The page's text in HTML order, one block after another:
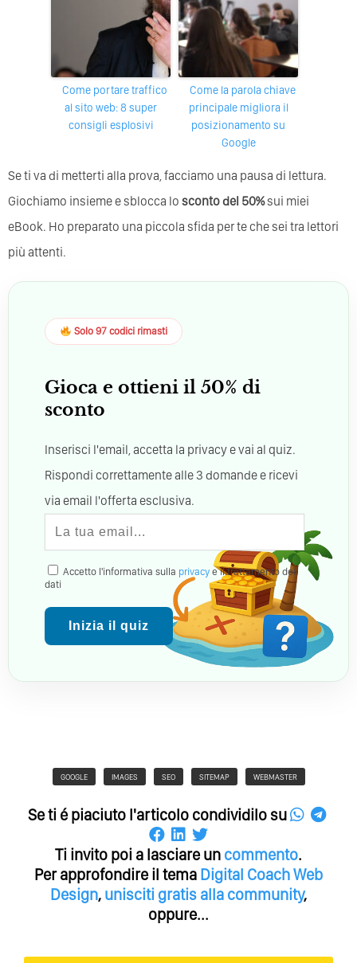
Come portare traffico
al sito web: 8 super
consigli esplosivi
Come la parola chiave
principale migliora il
posizionamento su
Google
Se ti va di metterti alla prova, facciamo una pausa di lettura.
Giochiamo insieme e sblocca lo sconto del 50%sui miei
eBook. Ho preparato una piccola sfida per te che sei tra lettori
più attenti.
Solo 97 codici rimasti
Gioca e ottieni il 50% di
sconto
Inserisci l'email, accetta la privacy e vai al quiz.
Rispondi correttamente alle 3 domande e ricevi
via email l'offerta esclusiva.
Accetto l'informativa sulla privacy e il trattamento dei
dati
Inizia il quiz
GOOGLE IMAGES SEO SITEMAP WEBMASTER
Se ti é piaciuto l'articolo condividilo su
Ti invito poi a lasciare un commento.
Per approfondire il tema Digital CoachWeb
Design, unisciti gratis alla community,
oppure...